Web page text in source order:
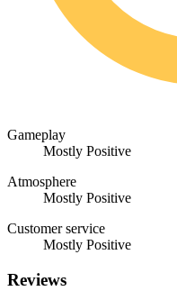
Gameplay
Mostly Positive
Atmosphere
Mostly Positive
Customer service
Mostly Positive
Reviews